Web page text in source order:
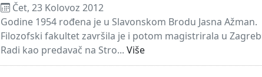
Čet, 23 Kolovoz 2012
Godine 1954 rođena je u Slavonskom Brodu Jasna Ažman.
Filozofski fakultet završila je i potom magistrirala u
Radi kao predavač na Stro... Više